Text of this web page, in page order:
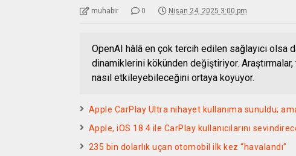
muhabir 0 Nisan 24, 2025 3:00 pm
OpenAI hâlâ en çok tercih edilen sağlayıcı
dinamiklerini kökünden değiştiriyor.
nasıl etkileyebileceğini ortaya koyuyor.
Apple CarPlay Ultra nihayet kullanıma sunuldu;
Apple, iOS 18.4 ile CarPlay kullanıcılarını
235 bin dolarlık uçan otomobil ilk kez “havalandı”